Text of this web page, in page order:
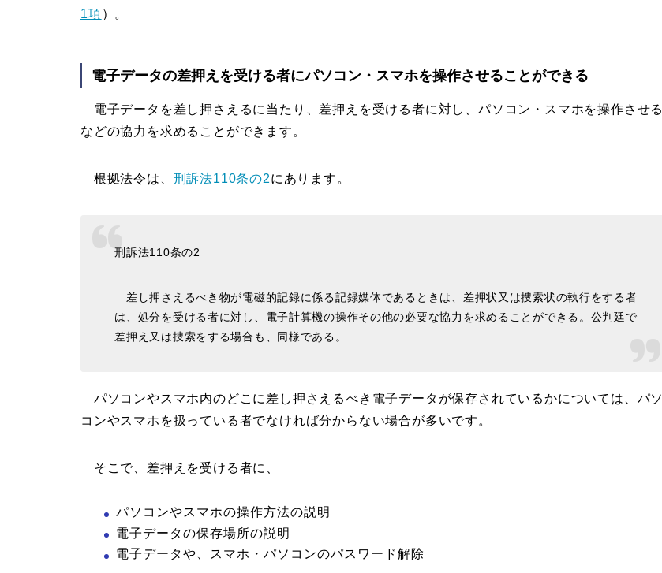
1項 ）。
電子データの差押えを受ける者にパソコン・スマホを操作させることができる
電子データを差し押さえるに当たり、差押えを受ける者に対し、パソコン・スマホを操作させる
などの協力を求めることができます。
根拠法令は、 刑訴法110条の2にあります。
刑訴法110条の2
差し押さえるべき物が電磁的記録に係る記録媒体であるときは、差押状又は捜索状の執行をする者
は、処分を受ける者に対し、電子計算機の操作その他の必要な協力を求めることができる。公判廷で
差押え又は捜索をする場合も、同様である。
パソコンやスマホ内のどこに差し押さえるべき電子データが保存されているかについては、パソ
コンやスマホを扱っている者でなければ分からない場合が多いです。
そこで、差押えを受ける者に、
パソコンやスマホの操作方法の説明
電子データの保存場所の説明
電子データや、スマホ・パソコンのパスワード解除